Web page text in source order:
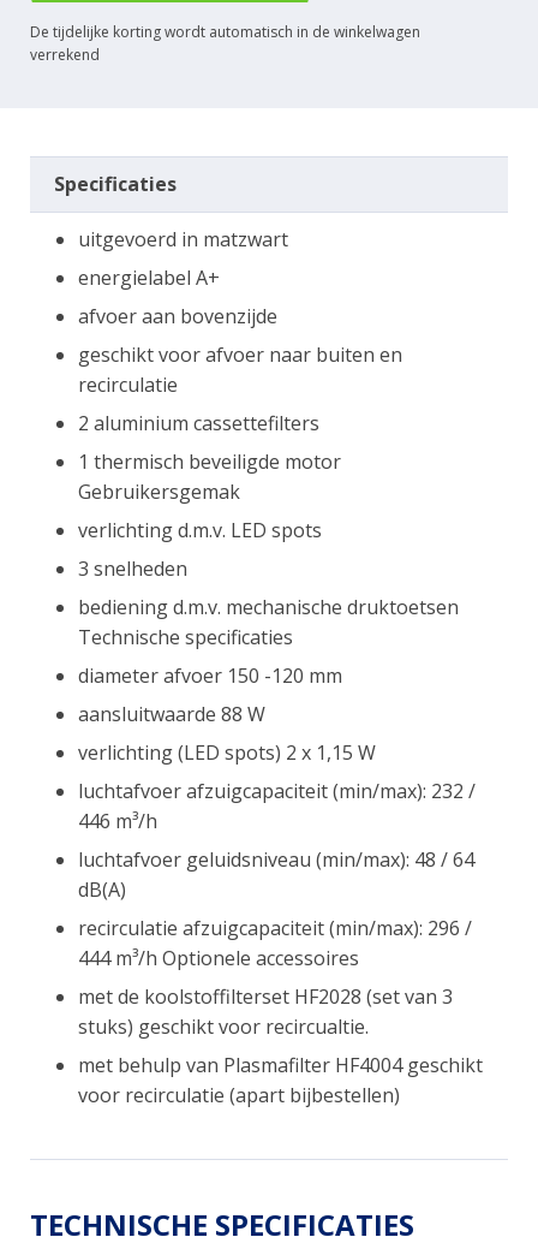
De tijdelijke korting wordt automatisch in de winkelwagen
verrekend
Specificaties
uitgevoerd in matzwart
energielabel A+
afvoer aan bovenzijde
geschikt voor afvoer naar buiten en
recirculatie
2 aluminium cassettefilters
1 thermisch beveiligde motor
Gebruikersgemak
verlichting d.m.v. LED spots
3 snelheden
bediening d.m.v. mechanische druktoetsen
Technische specificaties
diameter afvoer 150 -120 mm
aansluitwaarde 88 W
verlichting (LED spots) 2 x 1,15 W
luchtafvoer afzuigcapaciteit (min/max): 232 /
446 m³/h
luchtafvoer geluidsniveau (min/max): 48 / 64
dB(A)
recirculatie afzuigcapaciteit (min/max): 296 /
444 m³/h Optionele accessoires
met de koolstoffilterset HF2028 (set van 3
stuks) geschikt voor recircualtie.
met behulp van Plasmafilter HF4004 geschikt
voor recirculatie (apart bijbestellen)
TECHNISCHE SPECIFICATIES